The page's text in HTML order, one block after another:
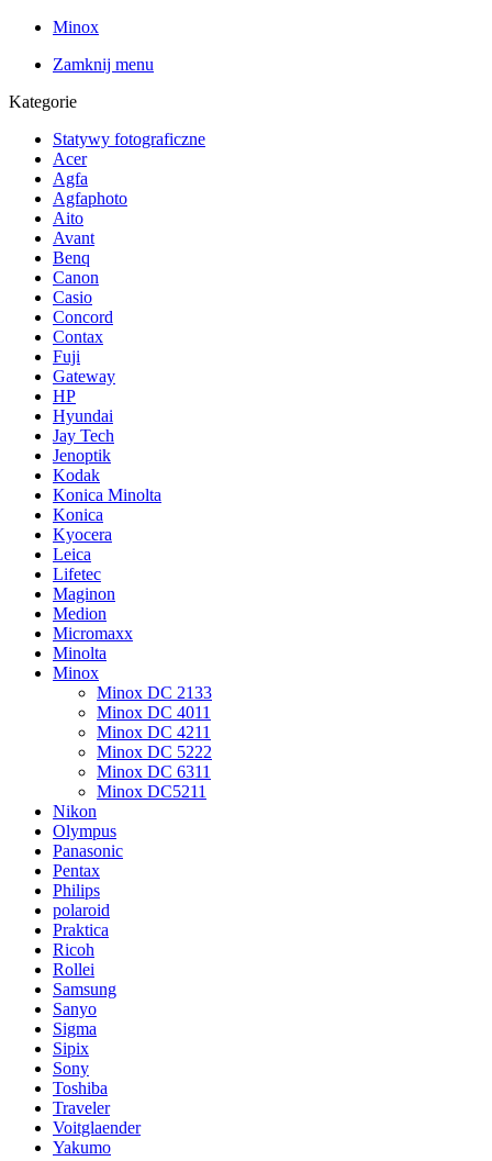
Minox
Zamknij menu
Kategorie
Statywy fotograficzne
Acer
Agfa
Agfaphoto
Aito
Avant
Benq
Canon
Casio
Concord
Contax
Fuji
Gateway
HP
Hyundai
Jay Tech
Jenoptik
Kodak
Konica Minolta
Konica
Kyocera
Leica
Lifetec
Maginon
Medion
Micromaxx
Minolta
Minox
Minox DC 2133
Minox DC 4011
Minox DC 4211
Minox DC 5222
Minox DC 6311
Minox DC5211
Nikon
Olympus
Panasonic
Pentax
Philips
polaroid
Praktica
Ricoh
Rollei
Samsung
Sanyo
Sigma
Sipix
Sony
Toshiba
Traveler
Voitglaender
Yakumo